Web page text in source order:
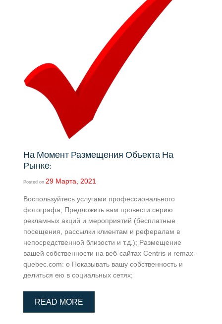
На Момент Размещения Объекта На
Рынке:
Posted on 29 Марта, 2021
Воспользуйтесь услугами профессионального
фотографа; Предложить вам провести серию
рекламных акций и мероприятий (бесплатные
посещения, рассылки клиентам и рефералам в
непосредственной близости и т.д.); Размещение
вашей собственности на веб-сайтах Centris и remax-
quebec.com: o Показывать вашу собственность и
делиться ею в социальных сетях;
READ MORE